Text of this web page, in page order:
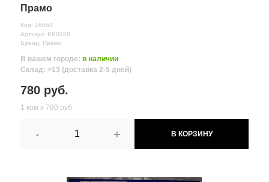
Прамо
Код: 16664
Артикул: KP0108
Бренд: Прамо
В вашем городе: в наличии
Склад: >13 (доставка 2-5 дней)
780 руб.
1 ком х 780 руб.
- + В КОРЗИНУ